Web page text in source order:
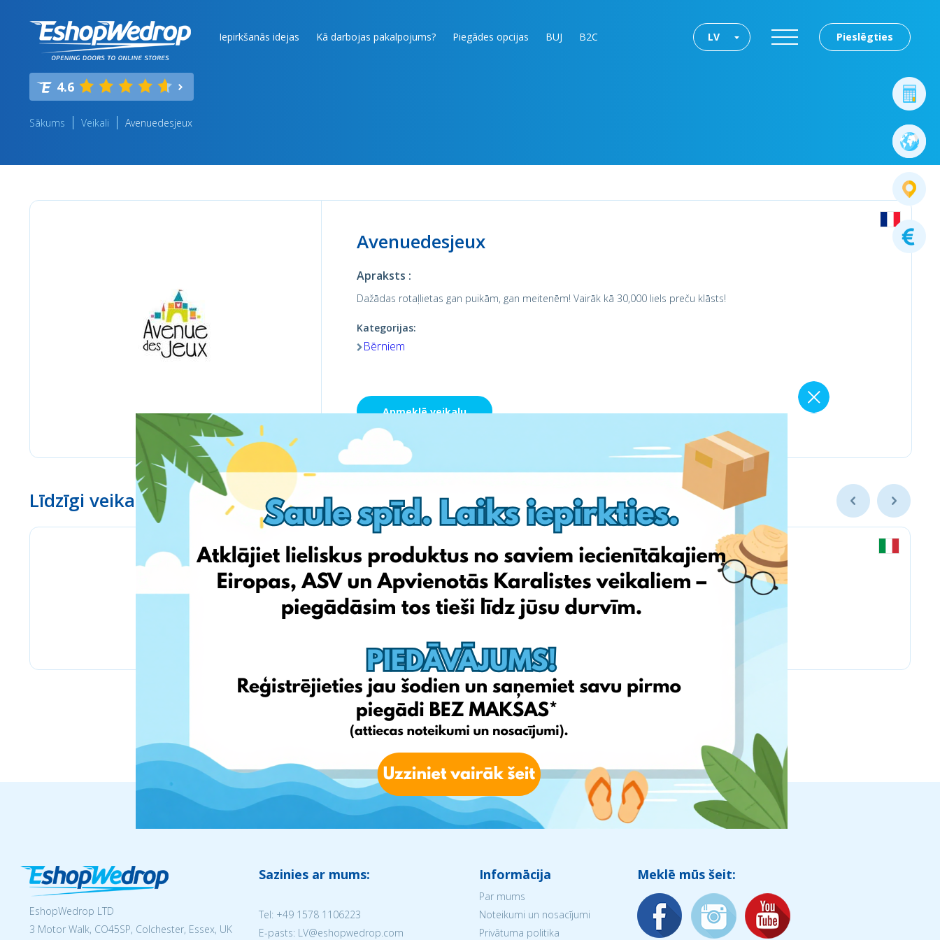
Iepirkšanās idejas Kā darbojas pakalpojums? Piegādes opcijas BUJ B2C Pieslēgties
LV
4.6
Sākums Veikali Avenuedesjeux
Avenuedesjeux
Apraksts :
Dažādas rotaļlietas gan puikām, gan meitenēm! Vairāk kā 30,000 liels preču klāsts!
Kategorijas:
Bērniem
Apmeklē veikalu
Līdzīgi veikali
EshopWedrop LTD
3 Motor Walk, CO45SP, Colchester, Essex, UK
Sazinies ar mums:
Tel: +49 1578 1106223
E-pasts: LV@eshopwedrop.com
Informācija
Par mums
Noteikumi un nosacījumi
Privātuma politika
Meklē mūs šeit: